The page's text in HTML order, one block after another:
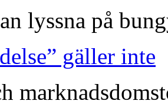
lyssna på
gäller inte